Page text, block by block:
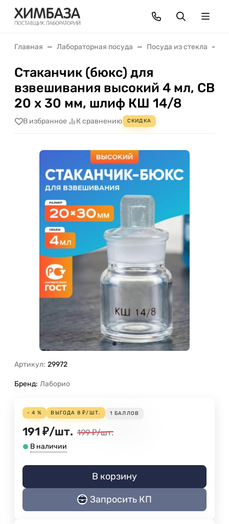
Главная Лабораторная посуда Посуда из стекла
Стаканчик (бюкс) для
взвешивания высокий 4 мл, СВ
20 х 30 мм, шлиф КШ 14/8
В избранное К сравнению СКИДКА
Артикул: 29972
Бренд: Лаборио
- 4 % ВЫГОДА 8 ₽/ШТ. 1 БАЛЛОВ
191 ₽/шт. 199 ₽/шт.
В наличии
В корзину
Запросить КП